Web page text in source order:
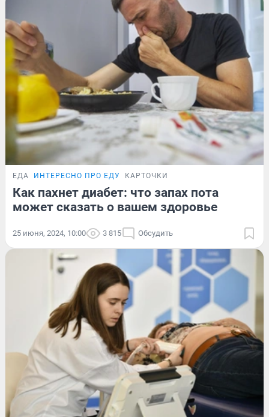
ЕДА ИНТЕРЕСНО ПРО ЕДУ КАРТОЧКИ
Как пахнет диабет: что запах пота
может сказать о вашем здоровье
25 июня, 2024, 10:00 3 815 Обсудить